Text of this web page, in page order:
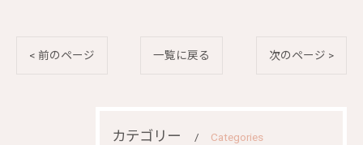
< 前のページ 一覧に戻る 次のページ >
カテゴリー Categories